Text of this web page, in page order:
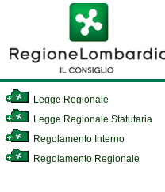
Legge Regionale
Legge Regionale Statutaria
Regolamento Interno
Regolamento Regionale